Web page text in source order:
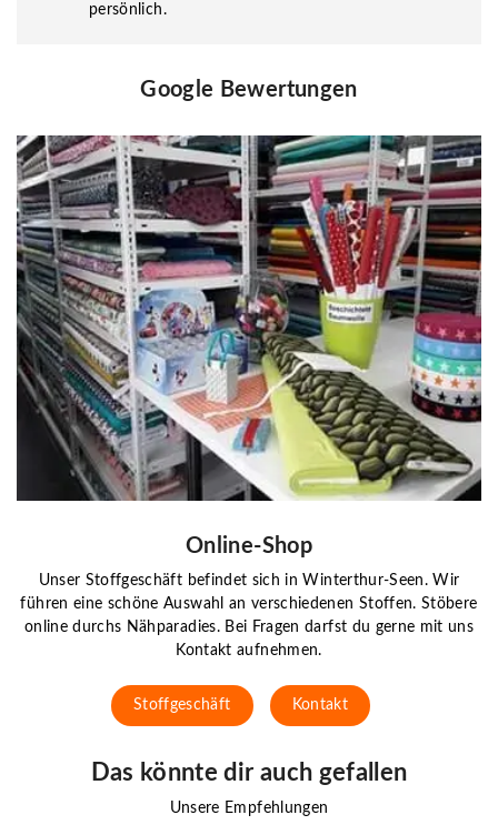
persönlich.
Google Bewertungen
Online-Shop
Unser Stoffgeschäft befindet sich in Winterthur-Seen. Wir
führen eine schöne Auswahl an verschiedenen Stoffen. Stöbere
online durchs Nähparadies. Bei Fragen darfst du gerne mit uns
Kontakt aufnehmen.
Stoffgeschäft Kontakt
Das könnte dir auch gefallen
Unsere Empfehlungen